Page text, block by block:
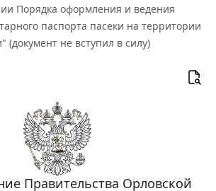
Порядка оформления и ведения
паспорта пасеки на территории
(документ не вступил в силу)
Правительства Орловской